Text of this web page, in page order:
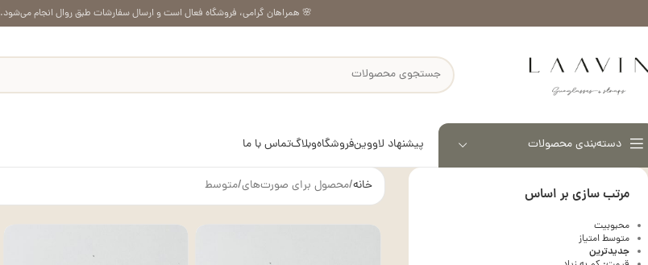
🌸 همراهان گرامی، فروشگاه فعال است و ارسال سفارشات طبق روال انجام می‌شود.
دسته‌بندی محصولات پیشنهاد لاووینفروشگاهوبلاگتماس با ما
مرتب سازی بر اساس
محبوبیت
متوسط امتیاز
جدیدترین
خانه محصول برای صورت‌های متوسط